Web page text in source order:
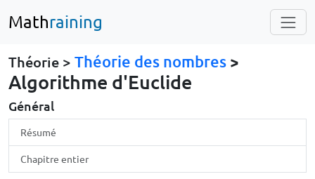
Mathraining
Théorie > Théorie des nombres >
Algorithme d'Euclide
Général
Résumé
Chapitre entier